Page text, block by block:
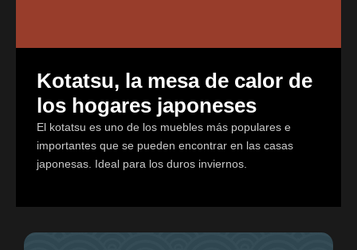
Kotatsu, la mesa de calor de
los hogares japoneses
El kotatsu es uno de los muebles más populares e
importantes que se pueden encontrar en las casas
japonesas. Ideal para los duros inviernos.